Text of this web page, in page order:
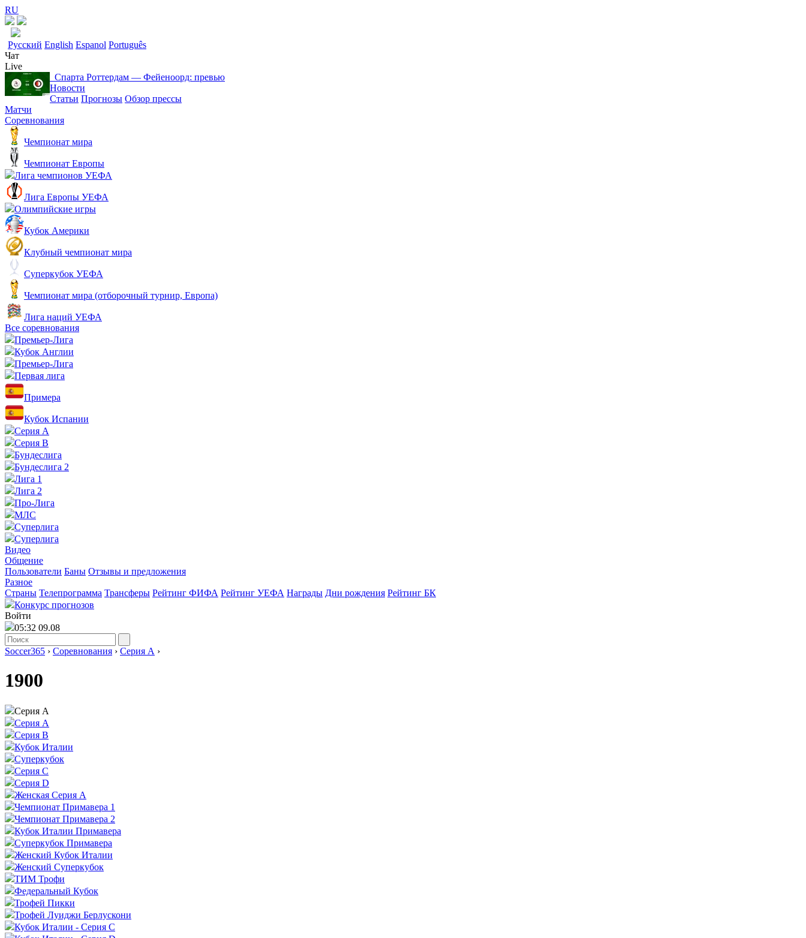
RU
Русский English Espanol Português
Чат
Live
Спарта Роттердам ― Фейеноорд: превью
Новости
Статьи Прогнозы Обзор прессы
Матчи
Соревнования
Чемпионат мира
Чемпионат Европы
Лига чемпионов УЕФА
Лига Европы УЕФА
Олимпийские игры
Кубок Америки
Клубный чемпионат мира
Суперкубок УЕФА
Чемпионат мира (отборочный турнир, Европа)
Лига наций УЕФА
Все соревнования
Премьер-Лига
Кубок Англии
Премьер-Лига
Первая лига
Примера
Кубок Испании
Серия А
Серия B
Бундеслига
Бундеслига 2
Лига 1
Лига 2
Про-Лига
МЛС
Суперлига
Суперлига
Видео
Общение
Пользователи Баны Отзывы и предложения
Разное
Страны Телепрограмма Трансферы Рейтинг ФИФА Рейтинг УЕФА Награды Дни рождения Рейтинг БК
Конкурс прогнозов
Войти
05:32 09.08
Soccer365 › Соревнования › Серия А ›
1900
Серия А
Серия А
Серия B
Кубок Италии
Суперкубок
Серия C
Серия D
Женская Серия А
Чемпионат Примавера 1
Чемпионат Примавера 2
Кубок Италии Примавера
Суперкубок Примавера
Женский Кубок Италии
Женский Суперкубок
ТИМ Трофи
Федеральный Кубок
Трофей Пикки
Трофей Луиджи Берлускони
Кубок Италии - Серия C